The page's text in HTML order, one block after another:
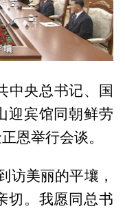
中央总书记、国
迎宾馆同朝鲜劳
恩举行会谈。
访美丽的平壤，
切。我愿同总书